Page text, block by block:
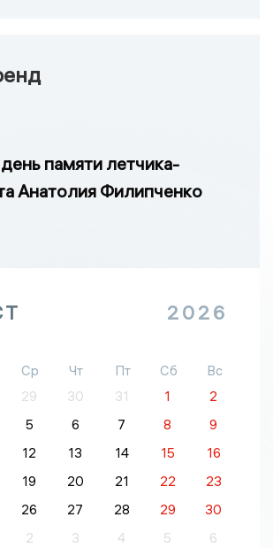
памяти летчика-
Анатолия Филипченко
2026
Ср Чт Пт Сб
Вс
29 30 31 1
2
5 6 7 8
9
12 13 14 15
16
19 20 21 22
23
26 27 28 29
30
2 3 4 5 6